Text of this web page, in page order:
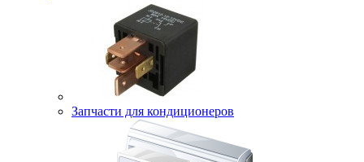
Запчасти для кондиционеров